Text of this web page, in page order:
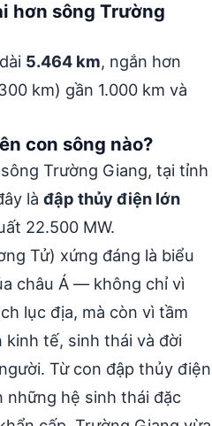
hơn sông Trường
5.464 km, ngắn hơn
km) gần 1.000 km và
con sông nào?
Trường Giang, tại tỉnh
là đập thủy điện lớn
22.500 MW.
Tử) xứng đáng là biểu
châu Á — không chỉ vì
lục địa, mà còn vì tầm
kinh tế, sinh thái và đời
Từ con đập thủy điện
những hệ sinh thái đặc